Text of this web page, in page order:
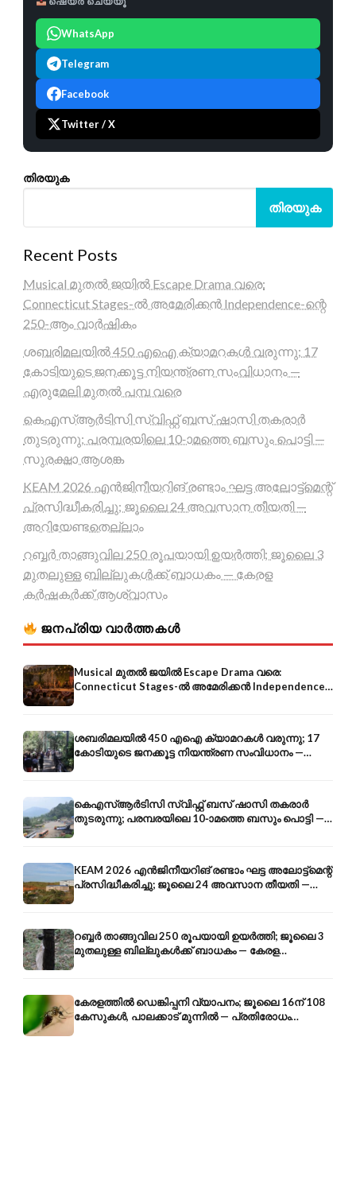
WhatsApp
Telegram
Facebook
Twitter / X
തിരയുക
തിരയുക
Recent Posts
Musical മുതൽ ജയിൽ Escape Drama വരെ:
Connecticut Stages-ൽ അമേരിക്കൻ Independence-ന്റെ
250-ആം വാർഷികം
ശബരിമലയിൽ 450 എഐ ക്യാമറകൾ വരുന്നു; 17
കോടിയുടെ ജനക്കൂട്ട നിയന്ത്രണ സംവിധാനം —
എരുമേലി മുതൽ പമ്പ വരെ
കെഎസ്ആർടിസി സ്വിഫ്റ്റ് ബസ് ഷാസി തകരാർ
തുടരുന്നു; പരമ്പരയിലെ 10-ാമത്തെ ബസും പൊട്ടി —
സുരക്ഷാ ആശങ്ക
KEAM 2026 എൻജിനീയറിങ് രണ്ടാം ഘട്ട അലോട്ട്മെന്റ്
പ്രസിദ്ധീകരിച്ചു; ജൂലൈ 24 അവസാന തീയതി —
അറിയേണ്ടതെല്ലാം
റബ്ബർ താങ്ങുവില 250 രൂപയായി ഉയർത്തി; ജൂലൈ 3
മുതലുള്ള ബില്ലുകൾക്ക് ബാധകം — കേരള
കർഷകർക്ക് ആശ്വാസം
ജനപ്രിയ വാർത്തകൾ
Musical മുതൽ ജയിൽ Escape Drama വരെ:
Connecticut Stages-ൽ അമേരിക്കൻ Independence-
ന്റെ 250-ആം വാർഷികം
ശബരിമലയിൽ 450 എഐ ക്യാമറകൾ വരുന്നു; 17
കോടിയുടെ ജനക്കൂട്ട നിയന്ത്രണ സംവിധാനം —
എരുമേലി മുതൽ പമ്പ വരെ
കെഎസ്ആർടിസി സ്വിഫ്റ്റ് ബസ് ഷാസി തകരാർ
തുടരുന്നു; പരമ്പരയിലെ 10-ാമത്തെ ബസും പൊട്ടി —
സുരക്ഷാ ആശങ്ക
KEAM 2026 എൻജിനീയറിങ് രണ്ടാം ഘട്ട അലോട്ട്മെന്റ്
പ്രസിദ്ധീകരിച്ചു; ജൂലൈ 24 അവസാന തീയതി —
അറിയേണ്ടതെല്ലാം
റബ്ബർ താങ്ങുവില 250 രൂപയായി ഉയർത്തി; ജൂലൈ 3
മുതലുള്ള ബില്ലുകൾക്ക് ബാധകം — കേരള
കർഷകർക്ക് ആശ്വാസം
കേരളത്തിൽ ഡെങ്കിപ്പനി വ്യാപനം; ജൂലൈ 16ന് 108
കേസുകൾ, പാലക്കാട് മുന്നിൽ — പ്രതിരോധം
എങ്ങനെ?